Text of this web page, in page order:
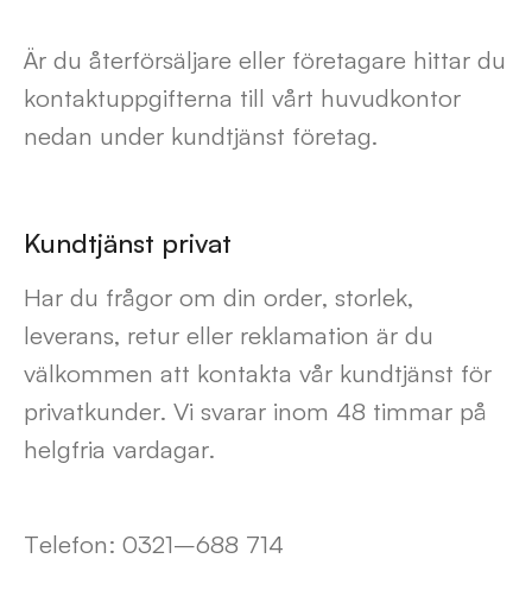
Är du återförsäljare eller företagare hittar du
kontaktuppgifterna till vårt huvudkontor
nedan under kundtjänst företag.
Kundtjänst privat
Har du frågor om din order, storlek,
leverans, retur eller reklamation är du
välkommen att kontakta vår kundtjänst för
privatkunder. Vi svarar inom 48 timmar på
helgfria vardagar.
Telefon: 0321–688 714